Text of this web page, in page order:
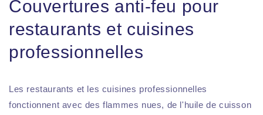
Couvertures anti-feu pour
restaurants et cuisines
professionnelles
Les restaurants et les cuisines professionnelles
fonctionnent avec des flammes nues, de l'huile de cuisson